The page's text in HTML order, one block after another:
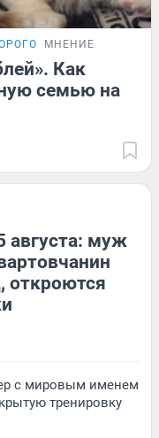
МНЕНИЕ
Как
семью на
августа: муж
откроются
с мировым именем
тренировку